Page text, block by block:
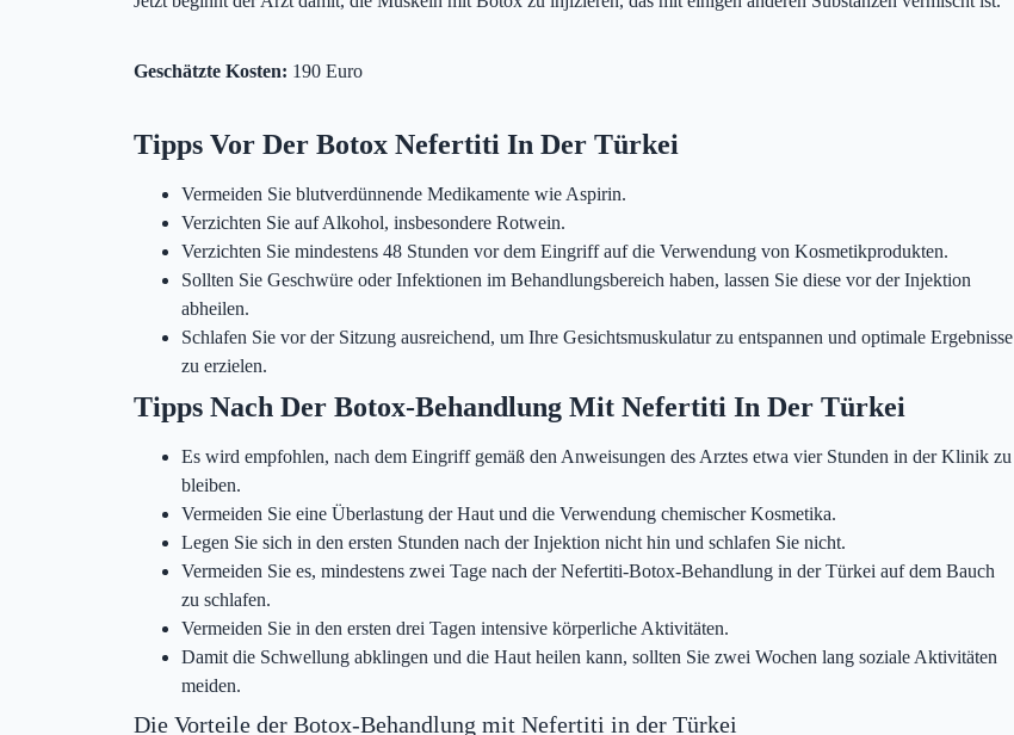
Geschätzte Kosten: 190 Euro
Tipps Vor Der Botox Nefertiti In Der Türkei
Vermeiden Sie blutverdünnende Medikamente wie Aspirin.
Verzichten Sie auf Alkohol, insbesondere Rotwein.
Verzichten Sie mindestens 48 Stunden vor dem Eingriff auf die Verwendung von Kosmetikprodukten.
Sollten Sie Geschwüre oder Infektionen im Behandlungsbereich haben, lassen Sie diese vor der Injektion
abheilen.
Schlafen Sie vor der Sitzung ausreichend, um Ihre Gesichtsmuskulatur zu entspannen und optimale Ergebnisse
zu erzielen.
Tipps Nach Der Botox-Behandlung Mit Nefertiti In Der Türkei
Es wird empfohlen, nach dem Eingriff gemäß den Anweisungen des Arztes etwa vier Stunden in der Klinik zu
bleiben.
Vermeiden Sie eine Überlastung der Haut und die Verwendung chemischer Kosmetika.
Legen Sie sich in den ersten Stunden nach der Injektion nicht hin und schlafen Sie nicht.
Vermeiden Sie es, mindestens zwei Tage nach der Nefertiti-Botox-Behandlung in der Türkei auf dem Bauch
zu schlafen.
Vermeiden Sie in den ersten drei Tagen intensive körperliche Aktivitäten.
Damit die Schwellung abklingen und die Haut heilen kann, sollten Sie zwei Wochen lang soziale Aktivitäten
meiden.
Die Vorteile der Botox-Behandlung mit Nefertiti in der Türkei